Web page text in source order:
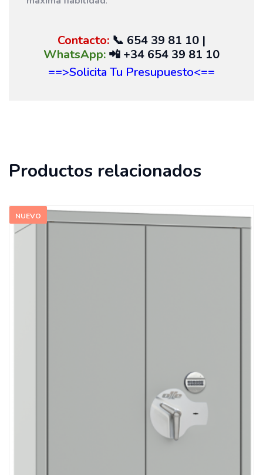
Contacto: 📞 654 39 81 10 |
WhatsApp: 📲 +34 654 39 81 10
==>Solicita Tu Presupuesto<==
Productos relacionados
NUEVO